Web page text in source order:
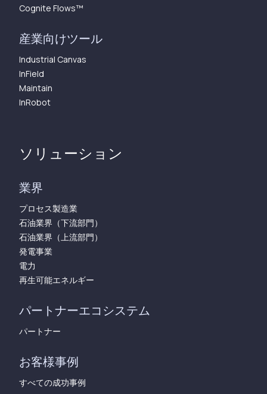
Cognite Flows™︎
産業向けツール
Industrial Canvas
InField
Maintain
InRobot
ソリューション
業界
プロセス製造業
石油業界（下流部門）
石油業界（上流部門）
発電事業
電力
再生可能エネルギー
パートナーエコシステム
パートナー
お客様事例
すべての成功事例